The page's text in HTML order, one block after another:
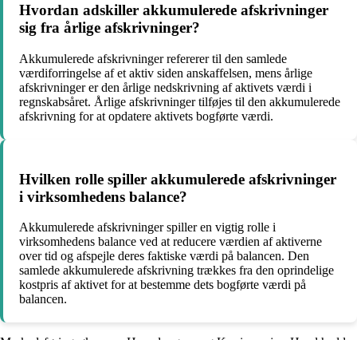
Hvordan adskiller akkumulerede afskrivninger
sig fra årlige afskrivninger?
Akkumulerede afskrivninger refererer til den samlede
værdiforringelse af et aktiv siden anskaffelsen, mens årlige
afskrivninger er den årlige nedskrivning af aktivets værdi i
regnskabsåret. Årlige afskrivninger tilføjes til den akkumulerede
afskrivning for at opdatere aktivets bogførte værdi.
Hvilken rolle spiller akkumulerede afskrivninger
i virksomhedens balance?
Akkumulerede afskrivninger spiller en vigtig rolle i
virksomhedens balance ved at reducere værdien af aktiverne
over tid og afspejle deres faktiske værdi på balancen. Den
samlede akkumulerede afskrivning trækkes fra den oprindelige
kostpris af aktivet for at bestemme dets bogførte værdi på
balancen.